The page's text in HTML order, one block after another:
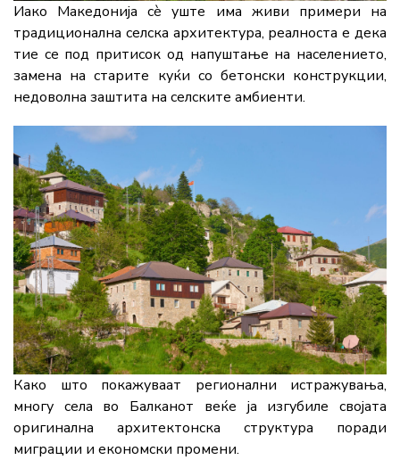
Иако Македонија сè уште има живи примери на
традиционална селска архитектура, реалноста е дека
тие се под притисок од напуштање на населението,
замена на старите куќи со бетонски конструкции,
недоволна заштита на селските амбиенти.
Како што покажуваат регионални истражувања,
многу села во Балканот веќе ја изгубиле својата
оригинална архитектонска структура поради
миграции и економски промени.